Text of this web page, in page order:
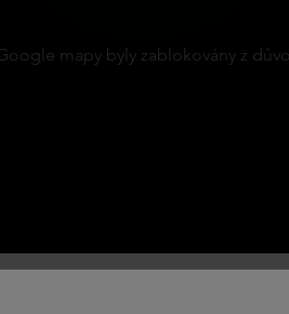
mapy byly zablokovány z